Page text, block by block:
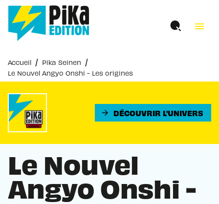
MENU RECHERCHE
PIED DE PAGE
menu
Accueil / Pika Seinen /
Le Nouvel Angyo Onshi - Les origines
arrow_forward DÉCOUVRIR L'UNIVERS
Le Nouvel
Angyo Onshi -